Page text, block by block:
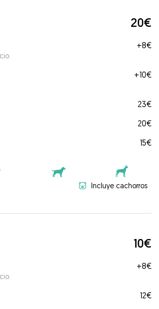
20€
+8€
+10€
23€
20€
15€
Incluye cachorros
10€
+8€
12€